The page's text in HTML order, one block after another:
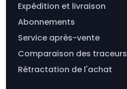
Expédition et livraison
Abonnements
Service après-vente
Comparaison des traceurs
Rétractation de l'achat